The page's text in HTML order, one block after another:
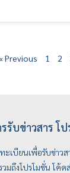
Previous 1 2
รับข่าวสาร โ
ะเบียนเพื่อรับข่าว
วมถึงโปรโมชั่น โค้ด